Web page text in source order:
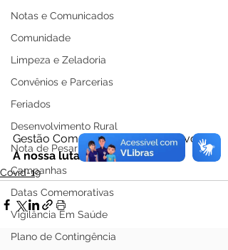
Notas e Comunicados
Comunidade
Limpeza e Zeladoria
Convênios e Parcerias
Feriados
Desenvolvimento Rural
Nota de Pesar
Campanhas
Datas Comemorativas
Vigilância Em Saúde
Plano de Contingência
Gestão Compromisso Com o Povo.
A nossa luta continua!
Covid-19